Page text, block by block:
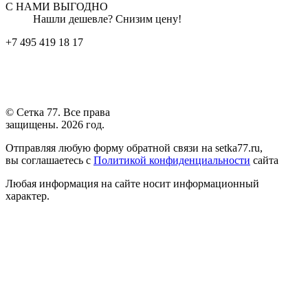
С НАМИ ВЫГОДНО
Нашли дешевле? Снизим цену!
+7 495 419 18 17
© Сетка 77. Все права
защищены. 2026 год.
Отправляя любую форму обратной связи на setka77.ru,
вы соглашаетесь с Политикой конфиденциальности сайта
Любая информация на сайте носит информационный
характер.